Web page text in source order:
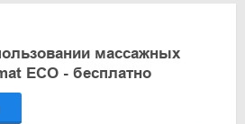
массажных
ECO - бесплатно